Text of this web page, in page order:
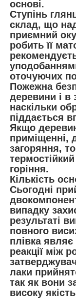
основі.
Ступінь
склад, що
приємний
робить її
оточуючих
Пожежна
деревини і в
наскільки
піддається
Якщо
приміщенні,
загоряння,
горіння.
Кількість
Сьогодні
випадку
результаті
повного
плівка являє
реакції між
лаки
так як вони
високу